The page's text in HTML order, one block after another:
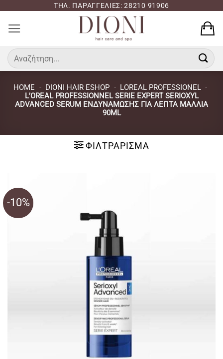
περιεχόμενο
ΤΗΛ. ΠΑΡΑΓΓΕΛΙΕΣ: 28210 91906
Αναζήτηση
για:
HOME - DIONI HAIR ESHOP - LOREAL PROFESSIONEL -
L’OREAL PROFESSIONNEL SERIE EXPERT SERIOXYL
ADVANCED SERUM ΕΝΔΥΝΆΜΩΣΗΣ ΓΙΑ ΛΕΠΤΆ ΜΑΛΛΙΆ
90ML
ΦΙΛΤΡΆΡΙΣΜΑ
-10%